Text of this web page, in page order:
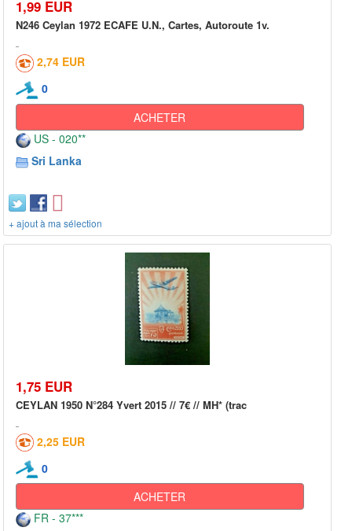
1,99 EUR
N246 Ceylan 1972 ECAFE U.N., Cartes, Autoroute 1v.
2,74 EUR
0
ACHETER
US - 020**
Sri Lanka
+ ajout à ma sélection
1,75 EUR
CEYLAN 1950 N°284 Yvert 2015 // 7€ // MH* (trac
2,25 EUR
0
ACHETER
FR - 37***